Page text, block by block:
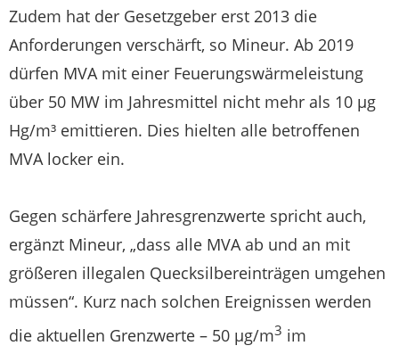
Zudem hat der Gesetzgeber erst 2013 die
Anforderungen verschärft, so Mineur. Ab 2019
dürfen MVA mit einer Feuerungswärmeleistung
über 50 MW im Jahresmittel nicht mehr als 10 µg
Hg/m³ emittieren. Dies hielten alle betroffenen
MVA locker ein.
Gegen schärfere Jahresgrenzwerte spricht auch,
ergänzt Mineur, „dass alle MVA ab und an mit
größeren illegalen Quecksilbereinträgen umgehen
müssen“. Kurz nach solchen Ereignissen werden
die aktuellen Grenzwerte – 50 µg/m3 im